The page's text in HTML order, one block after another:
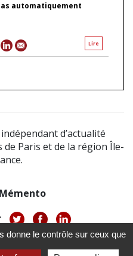
automatiquement
Lire
d’actualité
Paris et de la région Île-
donne le contrôle sur ceux que